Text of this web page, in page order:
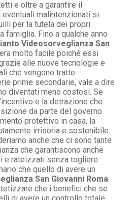
e oltre a garantire il
malintenzionati si
per la tutela dei propri
famiglia. Fino a qualche anno
Videosorveglianza San
molto facile poiché essi
alle nuove tecnologie e
che vengono tratte
prime secondarie, vale a dire
diventati meno costosi. Se
e la detrazione che
da parte del governo
protettivo in casa, la
irrisoria e sostenibile.
anche che ci sono tante
che garantiscono anche
e rateizzati senza togliere
che quello di avere un
San Giovanni Roma
che i benefici che se
di avere un controllo totale